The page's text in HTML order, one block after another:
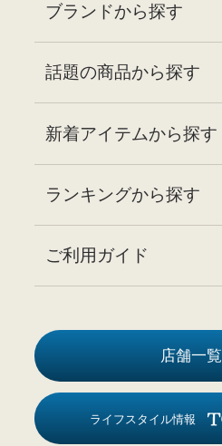
ブランドから探す
話題の商品から探す
新着アイテムから探す
ランキングから探す
ご利用ガイド
店舗一覧
ライフスタイル情報